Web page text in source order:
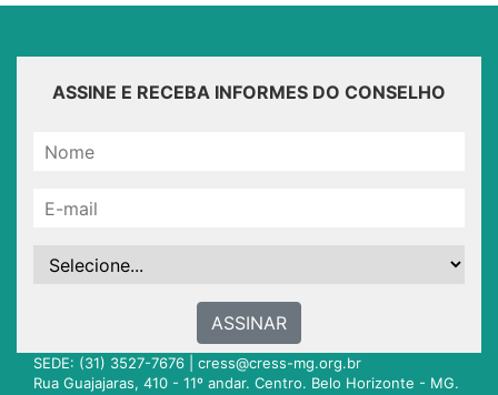
ASSINE E RECEBA INFORMES DO CONSELHO
ASSINAR
SEDE: (31) 3527-7676 | cress@cress-mg.org.br
Rua Guajajaras, 410 - 11º andar. Centro. Belo Horizonte - MG.